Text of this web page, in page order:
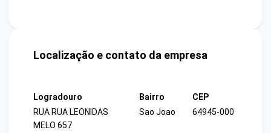
Localização e contato da empresa
Logradouro
RUA RUA LEONIDAS
MELO 657
Bairro
Sao Joao
CEP
64945-000